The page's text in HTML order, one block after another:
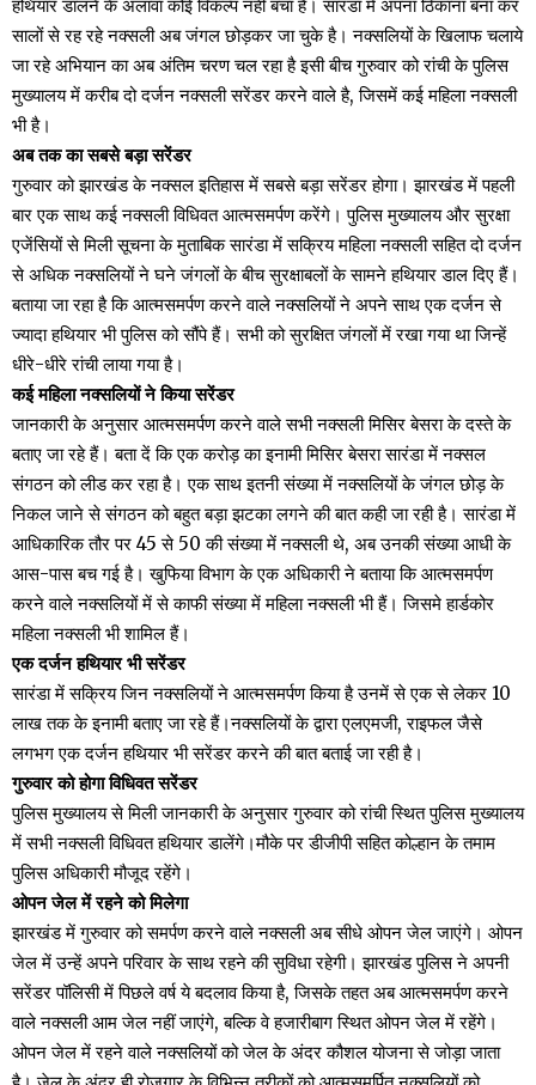
हथियार डालने के अलावा कोई विकल्प नहीं बचा है। सारंडा में अपना ठिकाना बना कर
सालों से रह रहे नक्सली अब जंगल छोड़कर जा चुके है। नक्सलियों के खिलाफ चलाये
जा रहे अभियान का अब अंतिम चरण चल रहा है इसी बीच गुरुवार को रांची के पुलिस
मुख्यालय में करीब दो दर्जन नक्सली सरेंडर करने वाले है, जिसमें कई महिला नक्सली
भी है।
अब तक का सबसे बड़ा सरेंडर
गुरुवार को झारखंड के नक्सल इतिहास में सबसे बड़ा सरेंडर होगा। झारखंड में पहली
बार एक साथ कई नक्सली विधिवत आत्मसमर्पण करेंगे। पुलिस मुख्यालय और सुरक्षा
एजेंसियों से मिली सूचना के मुताबिक सारंडा में सक्रिय महिला नक्सली सहित दो दर्जन
से अधिक नक्सलियों ने घने जंगलों के बीच सुरक्षाबलों के सामने हथियार डाल दिए हैं।
बताया जा रहा है कि आत्मसमर्पण करने वाले नक्सलियों ने अपने साथ एक दर्जन से
ज्यादा हथियार भी पुलिस को सौंपे हैं। सभी को सुरक्षित जंगलों में रखा गया था जिन्हें
धीरे-धीरे रांची लाया गया है।
कई महिला नक्सलियों ने किया सरेंडर
जानकारी के अनुसार आत्मसमर्पण करने वाले सभी नक्सली मिसिर बेसरा के दस्ते के
बताए जा रहे हैं। बता दें कि एक करोड़ का इनामी मिसिर बेसरा सारंडा में नक्सल
संगठन को लीड कर रहा है। एक साथ इतनी संख्या में नक्सलियों के जंगल छोड़ के
निकल जाने से संगठन को बहुत बड़ा झटका लगने की बात कही जा रही है। सारंडा में
आधिकारिक तौर पर 45 से 50 की संख्या में नक्सली थे, अब उनकी संख्या आधी के
आस-पास बच गई है। खुफिया विभाग के एक अधिकारी ने बताया कि आत्मसमर्पण
करने वाले नक्सलियों में से काफी संख्या में महिला नक्सली भी हैं। जिसमे हार्डकोर
महिला नक्सली भी शामिल हैं।
एक दर्जन हथियार भी सरेंडर
सारंडा में सक्रिय जिन नक्सलियों ने आत्मसमर्पण किया है उनमें से एक से लेकर 10
लाख तक के इनामी बताए जा रहे हैं।नक्सलियों के द्वारा एलएमजी, राइफल जैसे
लगभग एक दर्जन हथियार भी सरेंडर करने की बात बताई जा रही है।
गुरुवार को होगा विधिवत सरेंडर
पुलिस मुख्यालय से मिली जानकारी के अनुसार गुरुवार को रांची स्थित पुलिस मुख्यालय
में सभी नक्सली विधिवत हथियार डालेंगे।मौके पर डीजीपी सहित कोल्हान के तमाम
पुलिस अधिकारी मौजूद रहेंगे।
ओपन जेल में रहने को मिलेगा
झारखंड में गुरुवार को समर्पण करने वाले नक्सली अब सीधे ओपन जेल जाएंगे। ओपन
जेल में उन्हें अपने परिवार के साथ रहने की सुविधा रहेगी। झारखंड पुलिस ने अपनी
सरेंडर पॉलिसी में पिछले वर्ष ये बदलाव किया है, जिसके तहत अब आत्मसमर्पण करने
वाले नक्सली आम जेल नहीं जाएंगे, बल्कि वे हजारीबाग स्थित ओपन जेल में रहेंगे।
ओपन जेल में रहने वाले नक्सलियों को जेल के अंदर कौशल योजना से जोड़ा जाता